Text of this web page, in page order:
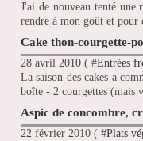
J'ai de nouveau tenté
rendre à mon goût et pour
Cake thon-courgette-
28 avril 2010 ( #Entrées
La saison des cakes a
boîte - 2 courgettes (mais
Aspic de concombre,
22 février 2010 ( #Plats